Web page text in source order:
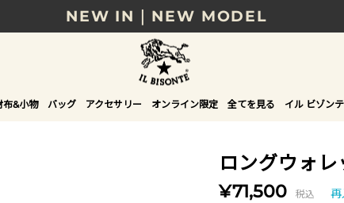
NEW IN｜NEW MODEL
月)10時まで｜税込11,000円以上で送料無
相手やシーンから選べる、新しいギフトガ
NEW IN｜COLOR LEATHER
布&小物 バッグ アクセサリー オンライン限定 全てを見る イル ビゾン
ロングウォ
¥71,500 税込 再